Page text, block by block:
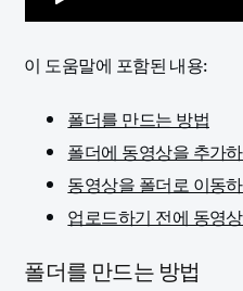
이 도움말에 포함된 내용:
폴더를 만드는 방법
폴더에 동영상을 추가
동영상을 폴더로 이동
업로드하기 전에 동영
폴더를 만드는 방법